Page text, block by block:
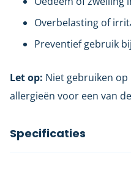
Overbelasting of
Preventief gebruik
Let op: Niet gebruiken
allergieën voor een van
Specificaties